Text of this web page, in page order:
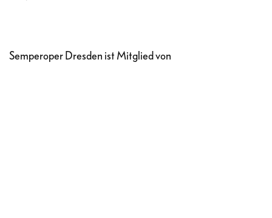
Semperoper Dresden ist Mitglied von